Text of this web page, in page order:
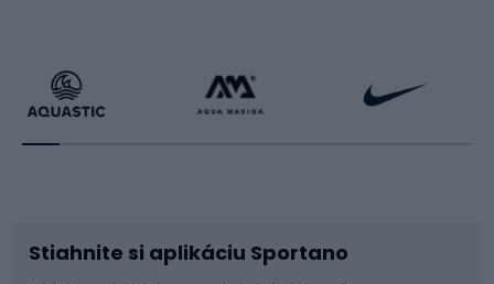
Beh
Príslušenstvo k bicyklom
Raketové športy
Sane a kĺzačky
Stiahnite si aplikáciu Sportano